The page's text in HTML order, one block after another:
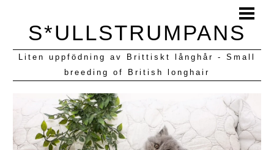
BLOGG
KULLAR VI HAFT
S*ULLSTRUMPANS
Liten uppfödning av Brittiskt långhår - Small
breeding of British longhair